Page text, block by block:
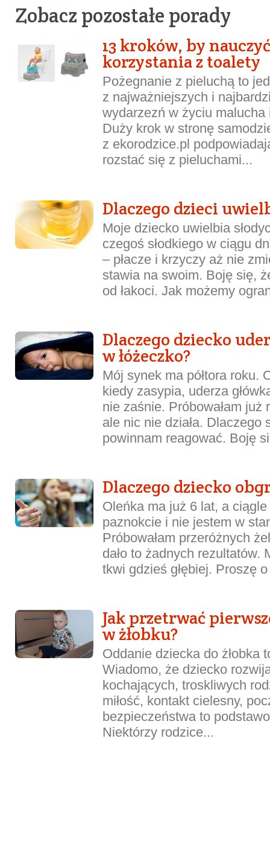
Zobacz pozostałe porady
13 kroków, by
korzystania z toalety
Pożegnanie z pieluchą to
z najważniejszych i
wydarzezń w życiu malucha
Duży krok w stronę
z ekorodzice.pl
rozstać się z pieluchami...
Dlaczego dzieci
Moje dziecko uwielbia
czegoś słodkiego w ciągu
– płacze i krzyczy aż nie
stawia na swoim. Boję się,
od łakoci. Jak możemy
Dlaczego dziecko
w łóżeczko?
Mój synek ma półtora roku.
kiedy zasypia, uderza
nie zaśnie. Próbowałam już
ale nic nie działa. Dlaczego
powinnam reagować. Boję
Dlaczego dziecko
Oleńka ma już 6 lat, a
paznokcie i nie jestem w
Próbowałam przeróżnych
dało to żadnych rezultatów.
tkwi gdzieś głębiej. Proszę
Jak przetrwać
w żłobku?
Oddanie dziecka do żłobka
Wiadomo, że dziecko
kochających, troskliwych
miłość, kontakt cielesny,
bezpieczeństwa to
Niektórzy rodzice...